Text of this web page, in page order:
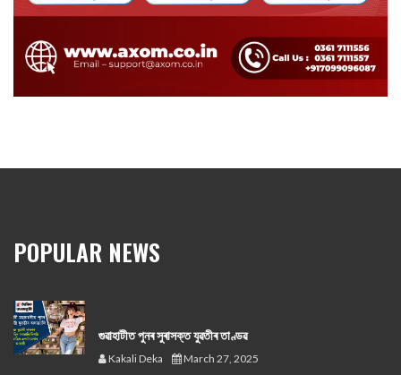
POPULAR NEWS
গুৱাহাটীত পুনৰ সুৰাসক্ত যুৱতীৰ তাণ্ডৱ
Kakali Deka March 27, 2025